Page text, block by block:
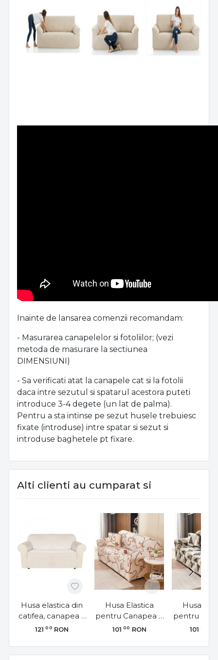
Inainte de lansarea comenzii recomandam:
- Masurarea canapelelor si fotoliilor; (vezi
metoda de masurare la sectiunea
DIMENSIUNI)
- Sa verificati atat la canapele cat si la fotolii
daca intre sezutul si spatarul acestora puteti
introduce 3-4 degete (un lat de palma).
Pentru a sta intinse pe sezut husele trebuiesc
fixate (introduse) intre spatar si sezut si
introduse baghetele pt fixare.
Alti clienti au cumparat si
Husa elastica din
catifea, canapea 2
locuri, cu brate,
121 00 RON
Husa Elastica
pentru Canapea 2
Locuri, Larisa,
101 00 RON
Husa
pentru
Locuri,
101 00